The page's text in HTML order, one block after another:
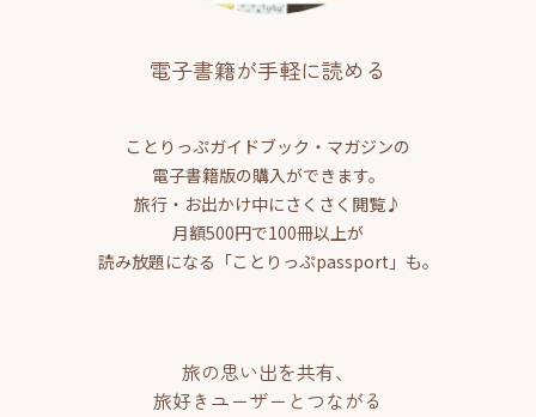
電子書籍が手軽に読める
ことりっぷガイドブック・マガジンの
電子書籍版の購入ができます。
旅行・お出かけ中にさくさく閲覧♪
月額500円で100冊以上が
読み放題になる「ことりっぷpassport」も。
旅の思い出を共有、
旅好きユーザーとつながる